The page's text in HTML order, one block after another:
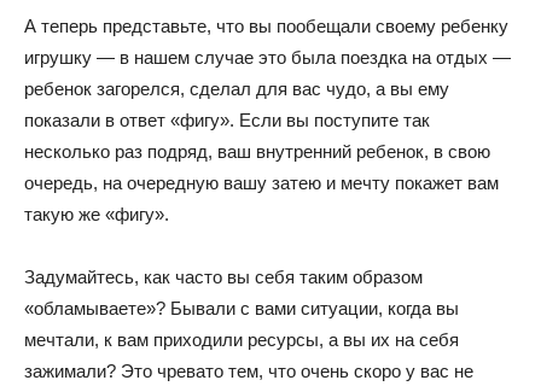
А теперь представьте, что вы пообещали своему ребенку
игрушку — в нашем случае это была поездка на отдых —
ребенок загорелся, сделал для вас чудо, а вы ему
показали в ответ «фигу». Если вы поступите так
несколько раз подряд, ваш внутренний ребенок, в свою
очередь, на очередную вашу затею и мечту покажет вам
такую же «фигу».
Задумайтесь, как часто вы себя таким образом
«обламываете»? Бывали с вами ситуации, когда вы
мечтали, к вам приходили ресурсы, а вы их на себя
зажимали? Это чревато тем, что очень скоро у вас не